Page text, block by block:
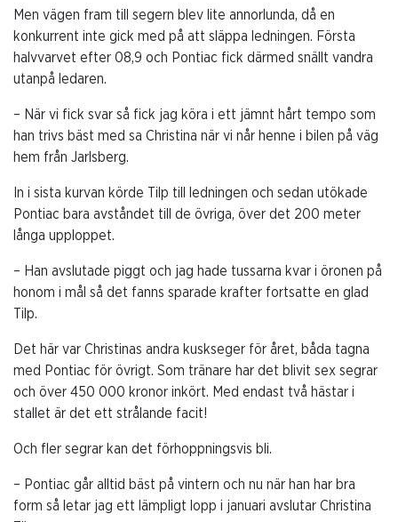
Men vägen fram till segern blev lite annorlunda, då en
konkurrent inte gick med på att släppa ledningen. Första
halvvarvet efter 08,9 och Pontiac fick därmed snällt vandra
utanpå ledaren.
– När vi fick svar så fick jag köra i ett jämnt hårt tempo som
han trivs bäst med sa Christina när vi når henne i bilen på väg
hem från Jarlsberg.
In i sista kurvan körde Tilp till ledningen och sedan utökade
Pontiac bara avståndet till de övriga, över det 200 meter
långa upploppet.
– Han avslutade piggt och jag hade tussarna kvar i öronen på
honom i mål så det fanns sparade krafter fortsatte en glad
Tilp.
Det här var Christinas andra kuskseger för året, båda tagna
med Pontiac för övrigt. Som tränare har det blivit sex segrar
och över 450 000 kronor inkört. Med endast två hästar i
stallet är det ett strålande facit!
Och fler segrar kan det förhoppningsvis bli.
– Pontiac går alltid bäst på vintern och nu när han har bra
form så letar jag ett lämpligt lopp i januari avslutar Christina